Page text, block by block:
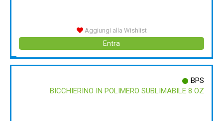
Aggiungi alla Wishlist
Entra
BPS
BICCHIERINO IN POLIMERO SUBLIMABILE 8 OZ